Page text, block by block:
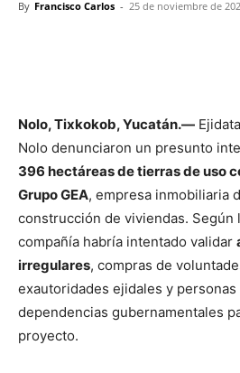
By Francisco Carlos - 25 de noviembre de
Nolo, Tixkokob, Yucatán.—
Nolo denunciaron un presunto
396 hectáreas de tierras de uso
Grupo GEA, empresa inmobiliaria
construcción de viviendas. Según
compañía habría intentado validar
irregulares, compras de
exautoridades ejidales y personas
dependencias gubernamentales
proyecto.